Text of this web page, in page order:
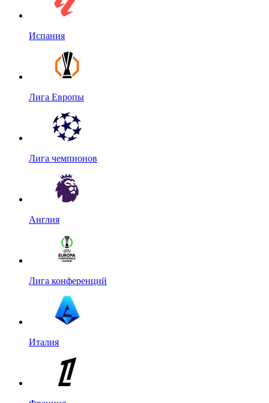
Испания
Лига Европы
Лига чемпионов
Англия
Лига конференций
Италия